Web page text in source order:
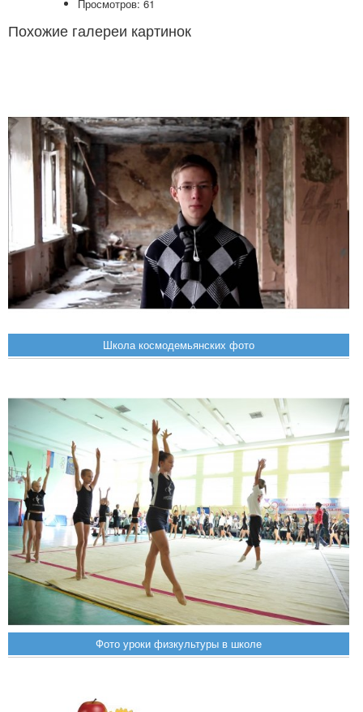
Просмотров: 61
Похожие галереи картинок
Школа космодемьянских фото
Фото уроки физкультуры в школе